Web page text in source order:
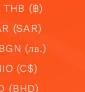
THB (฿)
(SAR)
BGN (лв.)
(C$)
(BHD)